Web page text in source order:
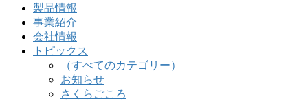
製品情報
事業紹介
会社情報
トピックス
（すべてのカテゴリー）
お知らせ
さくらごころ